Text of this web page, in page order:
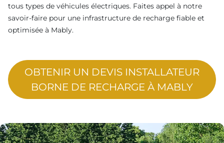
tous types de véhicules électriques. Faites appel à notre
savoir-faire pour une infrastructure de recharge fiable et
optimisée à Mably.
OBTENIR UN DEVIS INSTALLATEUR
BORNE DE RECHARGE À MABLY